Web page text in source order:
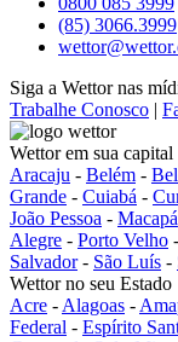
(85) 3066.3999
Siga a Wettor nas
Trabalhe Conosco |
Wettor em sua capital
Aracaju - Belém -
Grande - Cuiabá -
João Pessoa - Macapá
Alegre - Porto Velho -
Salvador- São Luís -
Wettor no seu Estado
Acre - Alagoas -
Federal - Espírito